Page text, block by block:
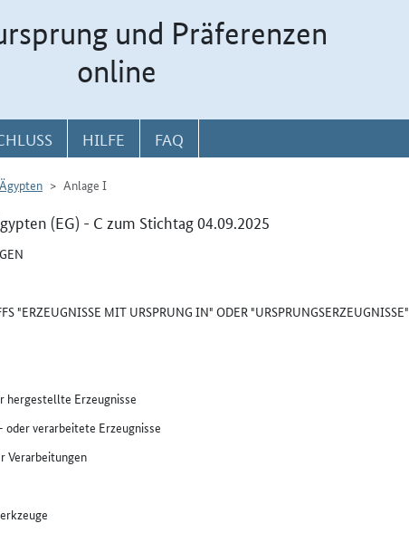
und Präferenzen
online
HILFE FAQ
Anlage I
(EG) - C zum Stichtag 04.09.2025
"ERZEUGNISSE MIT URSPRUNG IN" ODER "URSPRUNGSERZEUGNISSE"
hergestellte Erzeugnisse
verarbeitete Erzeugnisse
Verarbeitungen